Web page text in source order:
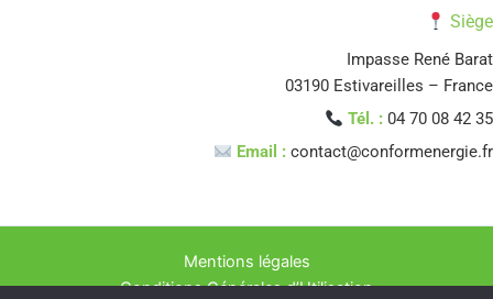
Siège
Impasse René Barat
03190 Estivareilles – France
Tél. : 04 70 08 42 35
Email : contact@conformenergie.fr
Mentions légales
Conditions Générales d’Utilisation